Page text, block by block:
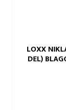
LOXX
DEL)